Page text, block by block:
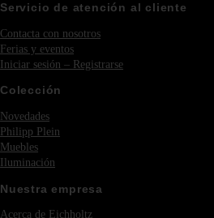
Servicio de atención al cliente
Contacta con nosotros
Ferias y eventos
Iniciar sesión – Registrarse
Colección
Novedades
Philipp Plein
Muebles
Iluminación
Nuestra empresa
Acerca de Eichholtz